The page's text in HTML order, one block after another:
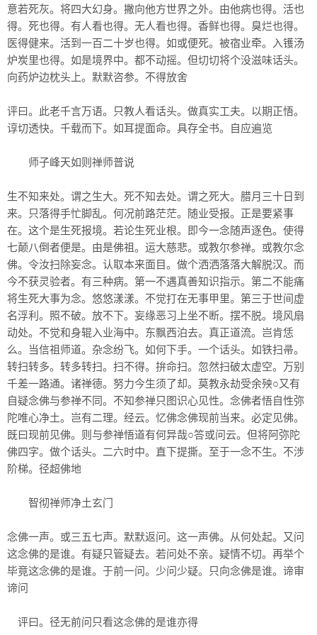
意若死灰。将四大幻身。撇向他方世界之外。由他病也得。活也
得。死也得。有人看也得。无人看也得。香鲜也得。臭烂也得。
医得健来。活到一百二十岁也得。如或便死。被宿业牵。入镬汤
炉炭里也得。如是境界中。都不动摇。但切切将个没滋味话头。
向药炉边枕头上。默默咨参。不得放舍
评曰。此老千言万语。只教人看话头。做真实工夫。以期正悟。
谆切透快。千载而下。如耳提面命。具存全书。自应遍览
师子峰天如则禅师普说
生不知来处。谓之生大。死不知去处。谓之死大。腊月三十日到
来。只落得手忙脚乱。何况前路茫茫。随业受报。正是要紧事
在。这个是生死报境。若论生死业根。即今一念随声逐色。使得
七颠八倒者便是。由是佛祖。运大慈悲。或教尔参禅。或教尔念
佛。令汝扫除妄念。认取本来面目。做个洒洒落落大解脱汉。而
今不获灵验者。有三种病。第一不遇真善知识指示。第二不能痛
将生死大事为念。悠悠漾漾。不觉打在无事甲里。第三于世间虚
名浮利。照不破。放不下。妄缘恶习上坐不断。摆不脱。境风扇
动处。不觉和身辊入业海中。东飘西泊去。真正道流。岂肯恁
么。当信祖师道。杂念纷飞。如何下手。一个话头。如铁扫帚。
转扫转多。转多转扫。扫不得。拚命扫。忽然扫破太虚空。万别
千差一路通。诸禅德。努力今生须了却。莫教永劫受余殃○又有
自疑念佛与参禅不同。不知参禅只图识心见性。念佛者悟自性弥
陀唯心净土。岂有二理。经云。忆佛念佛现前当来。必定见佛。
既曰现前见佛。则与参禅悟道有何异哉○答或问云。但将阿弥陀
佛四字。做个话头。二六时中。直下提撕。至于一念不生。不涉
阶梯。径超佛地
智彻禅师净土玄门
念佛一声。或三五七声。默默返问。这一声佛。从何处起。又问
这念佛的是谁。有疑只管疑去。若问处不亲。疑情不切。再举个
毕竟这念佛的是谁。于前一问。少问少疑。只向念佛是谁。谛审
谛问
评曰。径无前问只看这念佛的是谁亦得